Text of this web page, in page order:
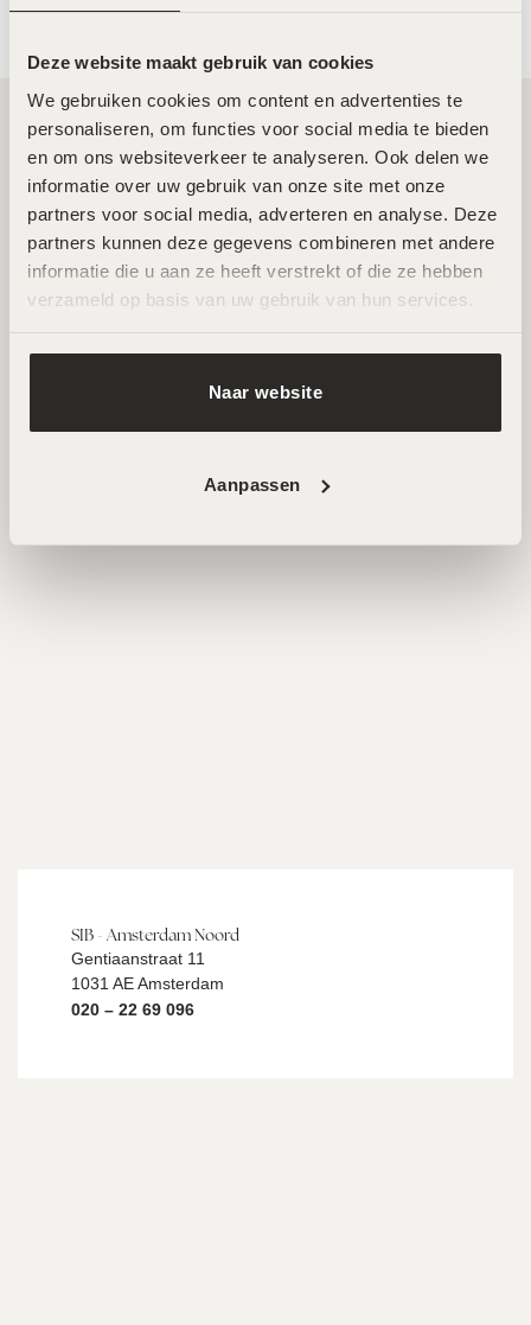
Deze website maakt gebruik van cookies
We gebruiken cookies om content en advertenties te
personaliseren, om functies voor social media te bieden
en om ons websiteverkeer te analyseren. Ook delen we
informatie over uw gebruik van onze site met onze
partners voor social media, adverteren en analyse. Deze
partners kunnen deze gegevens combineren met andere
informatie die u aan ze heeft verstrekt of die ze hebben
verzameld op basis van uw gebruik van hun services.
Naar website
Aanpassen
Twee toplocaties in Amsterdam Noord en
Zuid
Wij ontvangen je graag in een van onze twee
hoogwaardige salons in Amsterdam Noord en Zuid. Hier
voor huidverbetering. Beide locaties zijn goed bereikbaar
en beschikken over parkeermogelijkheden.
SIB - Amsterdam Noord
Gentiaanstraat 11
1031 AE Amsterdam
020 – 22 69 096